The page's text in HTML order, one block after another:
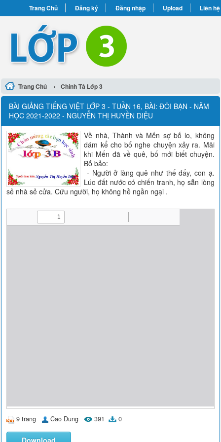
Trang Chủ Đăng ký Đăng nhập Upload Liên hệ
Trang Chủ › Chính Tả Lớp 3
BÀI GIẢNG TIẾNG VIỆT LỚP 3 - TUẦN 16, BÀI: ĐÔI BẠN - NĂM
HỌC 2021-2022 - NGUYỄN THỊ HUYỀN DIỆU
Về nhà, Thành và Mến sợ bố lo, không
dám kể cho bố nghe chuyện xảy ra. Mãi
khi Mến đã về quê, bố mới biết chuyện.
Bố bảo:
- Người ở làng quê như thế đấy, con ạ.
Lúc đất nước có chiến tranh, họ sẵn lòng
sẻ nhà sẻ cửa. Cứu người, họ không hề ngần ngại .
9 trang Cao Dung 391 0
Download